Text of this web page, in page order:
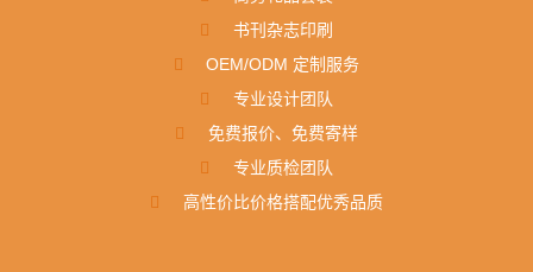
书刊杂志印刷
OEM/ODM 定制服务
专业设计团队
免费报价、免费寄样
专业质检团队
高性价比价格搭配优秀品质